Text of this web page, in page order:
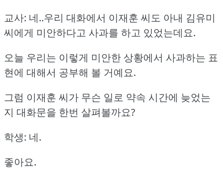
교사: 네..우리 대화에서 이재훈 씨도 아내 김유미
씨에게 미안하다고 사과를 하고 있었는데요.
오늘 우리는 이렇게 미안한 상황에서 사과하는 표
현에 대해서 공부해 볼 거예요.
그럼 이재훈 씨가 무슨 일로 약속 시간에 늦었는
지 대화문을 한번 살펴볼까요?
학생: 네.
좋아요.